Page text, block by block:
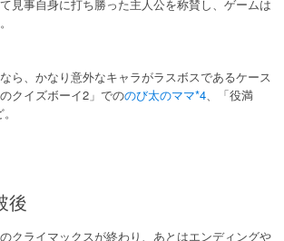
見事自身に打ち勝った主人公を称賛し、ゲームは
ら、かなり意外なキャラがラスボスであるケース
クイズボーイ2」でののび太のママ*4、「役満
後
クライマックスが終わり、あとはエンディングや